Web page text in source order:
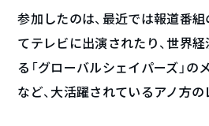
参加したのは、最近では報道番
てテレビに出演されたり、世界
る「グローバルシェイパーズ」の
など、大活躍されているアノ方の